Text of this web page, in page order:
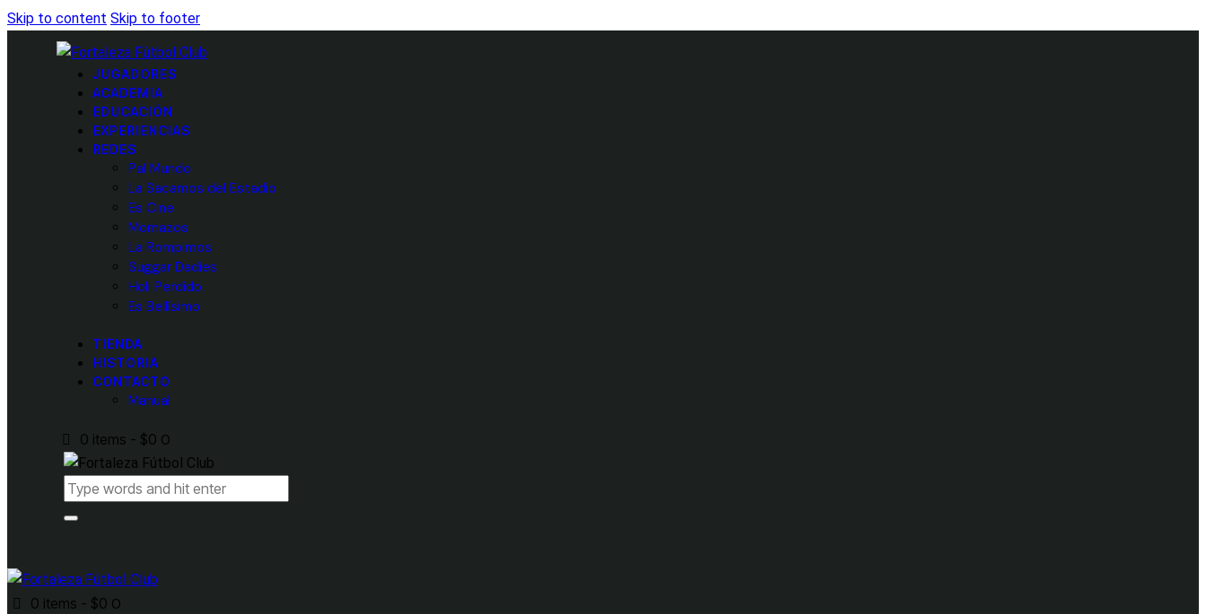
Skip to content Skip to footer
JUGADORES
ACADEMIA
EDUCACIÓN
EXPERIENCIAS
REDES
Pal Mundo
La Sacamos del Estadio
Es Cine
Momazos
La Rompimos
Suggar Dadies
Holi Perdido
Es Bellísimo
TIENDA
HISTORIA
CONTACTO
Manual
0 items - $0 0
0 items - $0 0